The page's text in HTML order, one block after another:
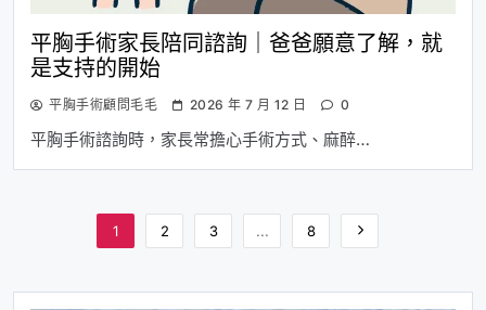
平胸手術家長陪同諮詢｜爸爸願意了解，就
是支持的開始
平胸手術顧問毛毛 2026 年 7 月 12 日 0
平胸手術諮詢時，家長常擔心手術方式、麻醉…
1 2 3 ... 8